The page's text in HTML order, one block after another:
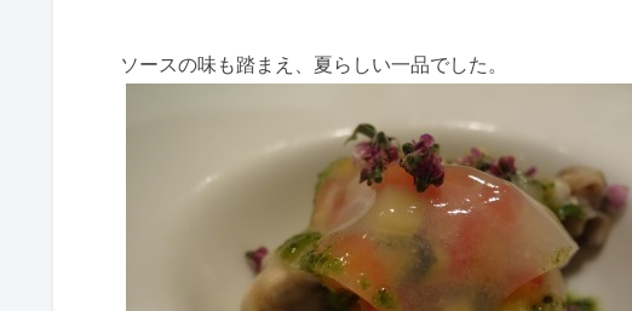
ソースの味も踏まえ、夏らしい一品でした。